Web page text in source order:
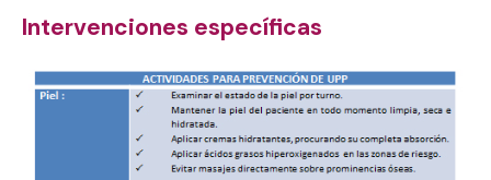
Intervenciones específicas